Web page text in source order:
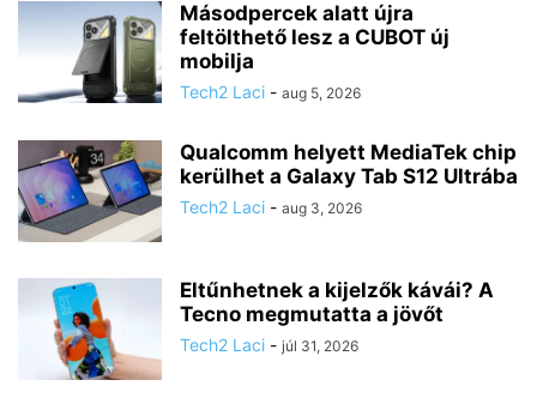
Másodpercek alatt újra
feltölthető lesz a CUBOT új
mobilja
Tech2 Laci - aug 5, 2026
Qualcomm helyett MediaTek chip
kerülhet a Galaxy Tab S12 Ultrába
Tech2 Laci - aug 3, 2026
Eltűnhetnek a kijelzők kávái? A
Tecno megmutatta a jövőt
Tech2 Laci - júl 31, 2026